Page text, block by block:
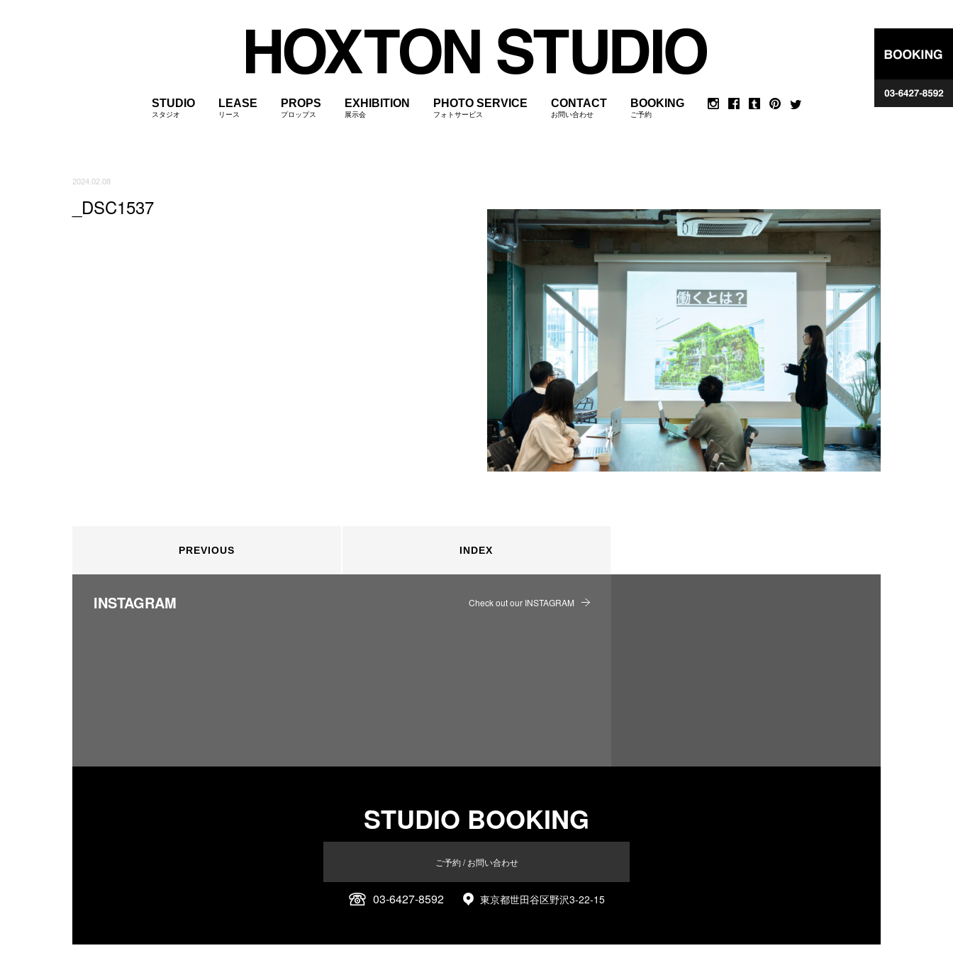
STUDIO
スタジオ
LEASE
リース
PROPS
プロップス
EXHIBITION
展示会
PHOTO SERVICE
フォトサービス
CONTACT
お問い合わせ
BOOKING
ご予約
2024.02.08
_DSC1537
PREVIOUS INDEX
INSTAGRAM Check out our INSTAGRAM
STUDIO BOOKING
ご予約 / お問い合わせ
03-6427-8592 東京都世田谷区野沢3-22-15